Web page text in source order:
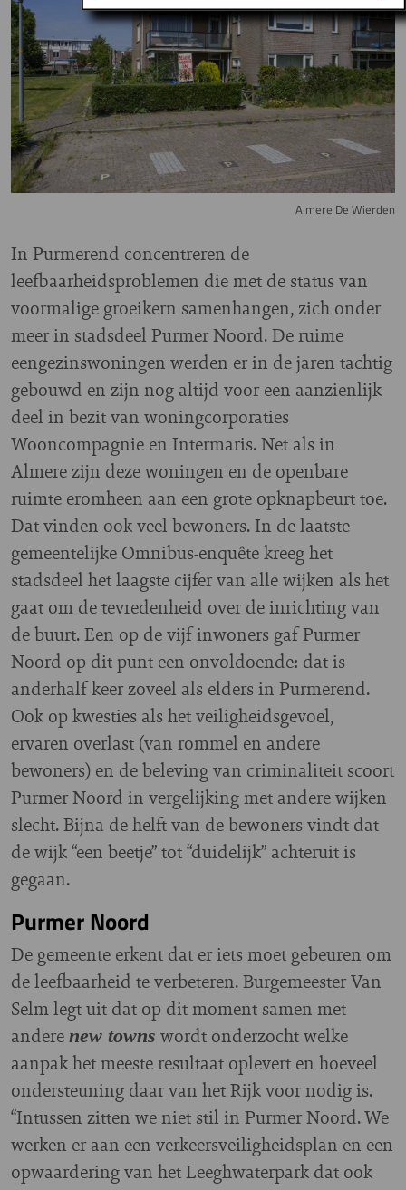
Almere De Wierden
In Purmerend concentreren de
leefbaarheidsproblemen die met de status van
voormalige groeikern samenhangen, zich onder
meer in stadsdeel Purmer Noord. De ruime
eengezinswoningen werden er in de jaren tachtig
gebouwd en zijn nog altijd voor een aanzienlijk
deel in bezit van woningcorporaties
Wooncompagnie en Intermaris. Net als in
Almere zijn deze woningen en de openbare
ruimte eromheen aan een grote opknapbeurt toe.
Dat vinden ook veel bewoners. In de laatste
gemeentelijke Omnibus-enquête kreeg het
stadsdeel het laagste cijfer van alle wijken als het
gaat om de tevredenheid over de inrichting van
de buurt. Een op de vijf inwoners gaf Purmer
Noord op dit punt een onvoldoende: dat is
anderhalf keer zoveel als elders in Purmerend.
Ook op kwesties als het veiligheidsgevoel,
ervaren overlast (van rommel en andere
bewoners) en de beleving van criminaliteit scoort
Purmer Noord in vergelijking met andere wijken
slecht. Bijna de helft van de bewoners vindt dat
de wijk “een beetje” tot “duidelijk” achteruit is
gegaan.
Purmer Noord
De gemeente erkent dat er iets moet gebeuren om
de leefbaarheid te verbeteren. Burgemeester Van
Selm legt uit dat op dit moment samen met
andere new towns wordt onderzocht welke
aanpak het meeste resultaat oplevert en hoeveel
ondersteuning daar van het Rijk voor nodig is.
“Intussen zitten we niet stil in Purmer Noord. We
werken er aan een verkeersveiligheidsplan en een
opwaardering van het Leeghwaterpark dat ook